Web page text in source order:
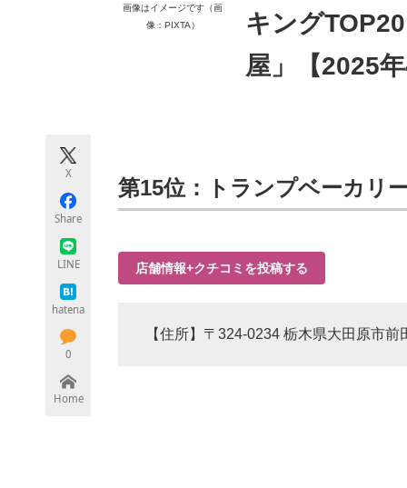
ITエンジニア向け専門サイト
ちょっと気になるネットの話題
画像はイメージです（画
像：PIXTA）
キング
屋」【2025
X
Share
LINE
hatena
0
Home
第15位：トランプベーカリ
店舗情報+クチコミを投稿する
【住所】〒324-0234 栃木県大田原市前